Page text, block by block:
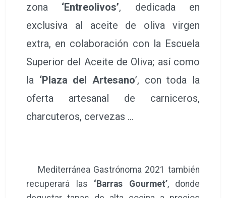
zona ‘Entreolivos’, dedicada en
exclusiva al aceite de oliva virgen
extra, en colaboración con la Escuela
Superior del Aceite de Oliva; así como
la ‘Plaza del Artesano’, con toda la
oferta artesanal de carniceros,
charcuteros, cervezas …
Mediterránea Gastrónoma 2021 también
recuperará las ‘Barras Gourmet’, donde